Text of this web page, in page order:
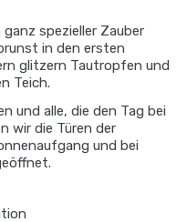
spezieller Zauber
in den ersten
glitzern Tautropfen und
Teich.
und alle, die den Tag bei
wir die Türen der
und bei